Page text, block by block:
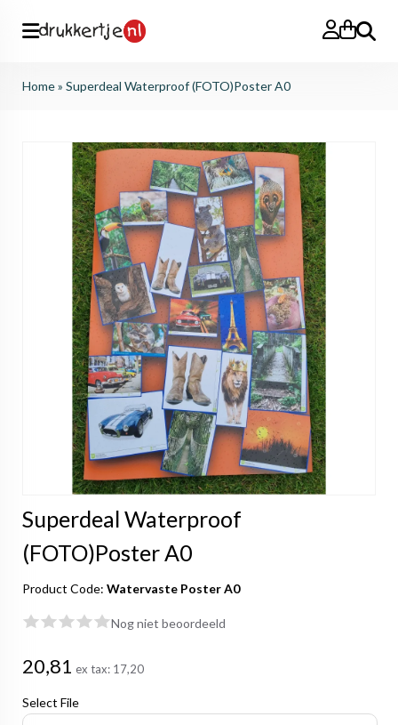
Search
Home» Superdeal Waterproof (FOTO)Poster A0
Superdeal Waterproof
(FOTO)Poster A0
Product Code: Watervaste Poster A0
Nog niet beoordeeld
20,81 ex tax: 17,20
Select File